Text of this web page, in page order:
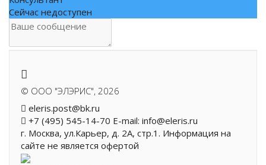
Сейчас недоступен
© ООО "ЭЛЭРИС", 2026
eleris.post@bk.ru
+7 (495) 545-14-70 E-mail: info@eleris.ru
г. Москва, ул.Карьер, д. 2А, стр.1. Информация на
сайте не является офертой